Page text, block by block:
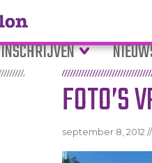
INSCHRIJVEN
FOTO’S
september 8, 2012 //